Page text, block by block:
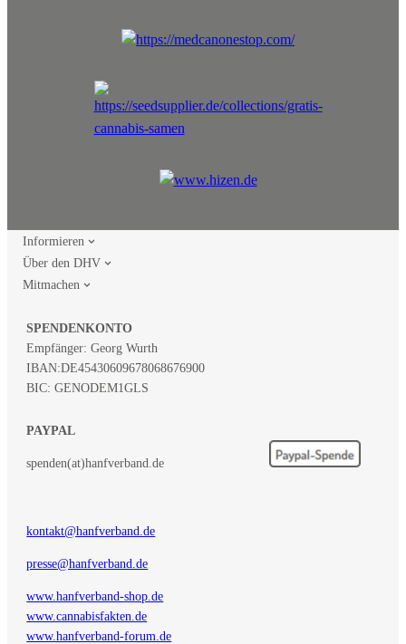
Informieren
Über den DHV
Mitmachen
SPENDENKONTO
Empfänger: Georg Wurth
IBAN:DE45430609678068676900
BIC: GENODEM1GLS
PAYPAL
spenden(at)hanfverband.de
kontakt@hanfverband.de
presse@hanfverband.de
www.hanfverband-shop.de
www.cannabisfakten.de
www.hanfverband-forum.de